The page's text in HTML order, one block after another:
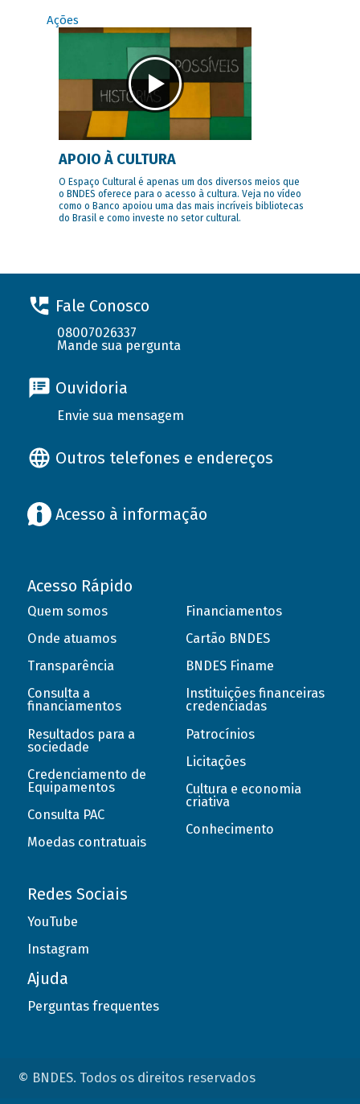
Ações
APOIO À CULTURA
O Espaço Cultural é apenas um dos diversos meios que
o BNDES oferece para o acesso à cultura. Veja no vídeo
como o Banco apoiou uma das mais incríveis bibliotecas
do Brasil e como investe no setor cultural.
Fale Conosco
08007026337
Mande sua pergunta
Ouvidoria
Envie sua mensagem
Outros telefones e endereços
Acesso à informação
Acesso Rápido
Quem somos
Onde atuamos
Transparência
Consulta a
financiamentos
Resultados para a
sociedade
Credenciamento de
Equipamentos
Consulta PAC
Moedas contratuais
Financiamentos
Cartão BNDES
BNDES Finame
Instituições financeiras
credenciadas
Patrocínios
Licitações
Cultura e economia
criativa
Conhecimento
Redes Sociais
YouTube
Instagram
Ajuda
Perguntas frequentes
© BNDES. Todos os direitos reservados